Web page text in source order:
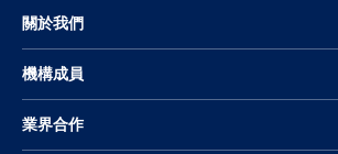
關於我們
機構成員
業界合作